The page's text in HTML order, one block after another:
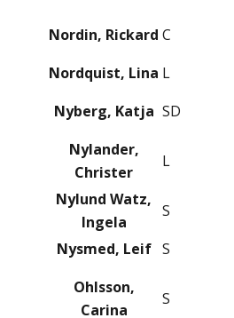
Nordin, Rickard C
Nordquist, Lina L
Nyberg, Katja SD
Nylander,
Christer
L
Nylund Watz,
Ingela
S
Nysmed, Leif S
Ohlsson,
Carina
S